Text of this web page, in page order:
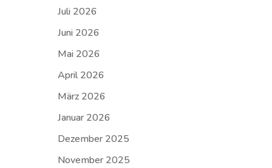
Juli 2026
Juni 2026
Mai 2026
April 2026
März 2026
Januar 2026
Dezember 2025
November 2025